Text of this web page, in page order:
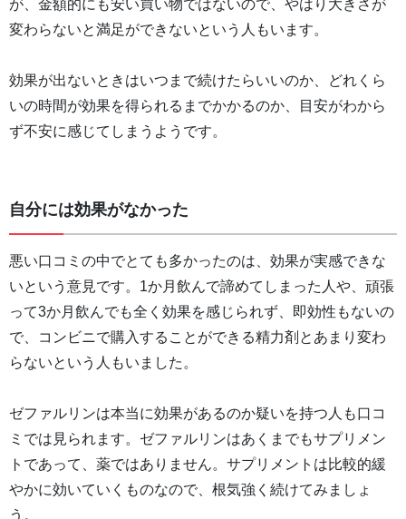
が、金額的にも安い買い物ではないので、やはり大きさが
変わらないと満足ができないという人もいます。
効果が出ないときはいつまで続けたらいいのか、どれくら
いの時間が効果を得られるまでかかるのか、目安がわから
ず不安に感じてしまうようです。
自分には効果がなかった
悪い口コミの中でとても多かったのは、効果が実感できな
いという意見です。1か月飲んで諦めてしまった人や、頑張
って3か月飲んでも全く効果を感じられず、即効性もないの
で、コンビニで購入することができる精力剤とあまり変わ
らないという人もいました。
ゼファルリンは本当に効果があるのか疑いを持つ人も口コ
ミでは見られます。ゼファルリンはあくまでもサプリメン
トであって、薬ではありません。サプリメントは比較的緩
やかに効いていくものなので、根気強く続けてみましょ
う。